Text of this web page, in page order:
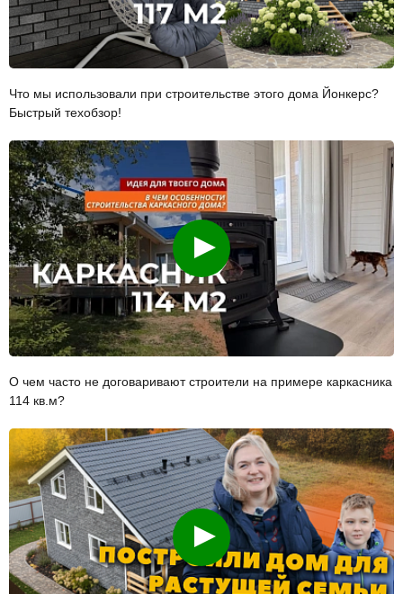
Что мы использовали при строительстве этого дома Йонкерс?
Быстрый техобзор!
Смотреть
О чем часто не договаривают строители на примере каркасника
114 кв.м?
Смотреть